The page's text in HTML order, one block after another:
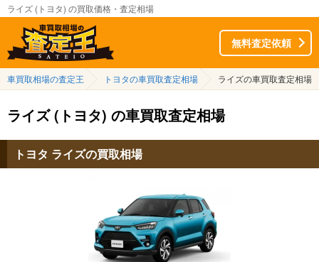
ライズ (トヨタ) の買取価格・査定相場
無料査定依頼
車買取相場の査定王 トヨタの車買取査定相場 ライズの車買取査定相場
ライズ (トヨタ) の車買取査定相場
トヨタ ライズの買取相場